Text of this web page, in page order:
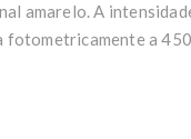
amarelo. A
fotometricamente a